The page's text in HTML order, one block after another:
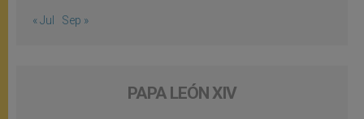
« Jul Sep »
PAPA LEÓN XIV